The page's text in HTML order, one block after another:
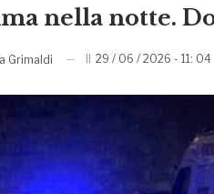
nella notte.
Grimaldi 29 / 06 / 2026 - 11: 04